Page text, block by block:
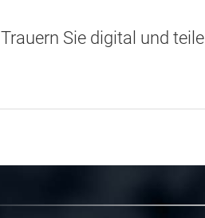
Trauern Sie digital und